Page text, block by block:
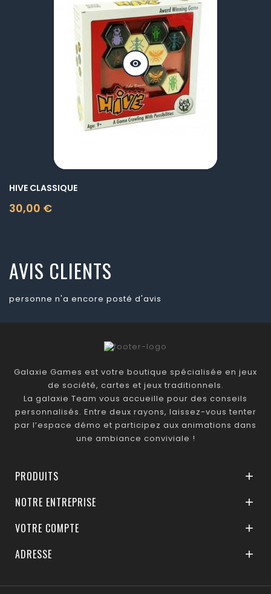
visibility
HIVE CLASSIQUE
30,00 €
Prix
AVIS CLIENTS
personne n'a encore posté d'avis
Galaxie Games est votre boutique spécialisée en jeux
de société, cartes et jeux traditionnels.
La galaxie Team vous accueille pour des conseils
personnalisés. Entre deux rayons, laissez-vous tenter
par l’espace démo et participez aux animations dans
une ambiance conviviale !
PRODUITS 
NOTRE ENTREPRISE 
VOTRE COMPTE 
ADRESSE 